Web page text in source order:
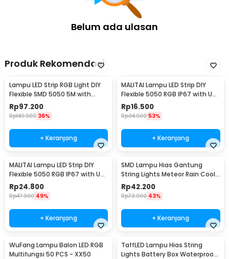
Belum ada ulasan
Produk Rekomendasi
Lampu LED Strip RGB Light DIY
Flexible SMD 5050 5M with
Remote
Rp97.200
Rp149.900 36%
+ Keranjang
MALITAI Lampu LED Strip DIY
Flexible 5050 RGB IP67 with USB
Controller 1M - SMD2835
Rp16.500
Rp34.900 53%
+ Keranjang
MALITAI Lampu LED Strip DIY
Flexible 5050 RGB IP67 with USB
Controller 2M - SMD2835
Rp24.800
Rp47.900 49%
+ Keranjang
SMD Lampu Hias Gantung
String Lights Meteor Rain Cool
White 30cm 8 PCS
Rp42.200
Rp73.900 43%
+ Keranjang
WuFang Lampu Balon LED RGB
Multifungsi 50 PCS - XX50
TaffLED Lampu Hias String
Lights Battery Box Waterproof